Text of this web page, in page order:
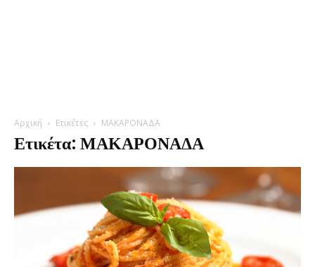
Αρχική Ετικέτες ΜΑΚΑΡΟΝΑΔΑ
Ετικέτα: ΜΑΚΑΡΟΝΑΔΑ